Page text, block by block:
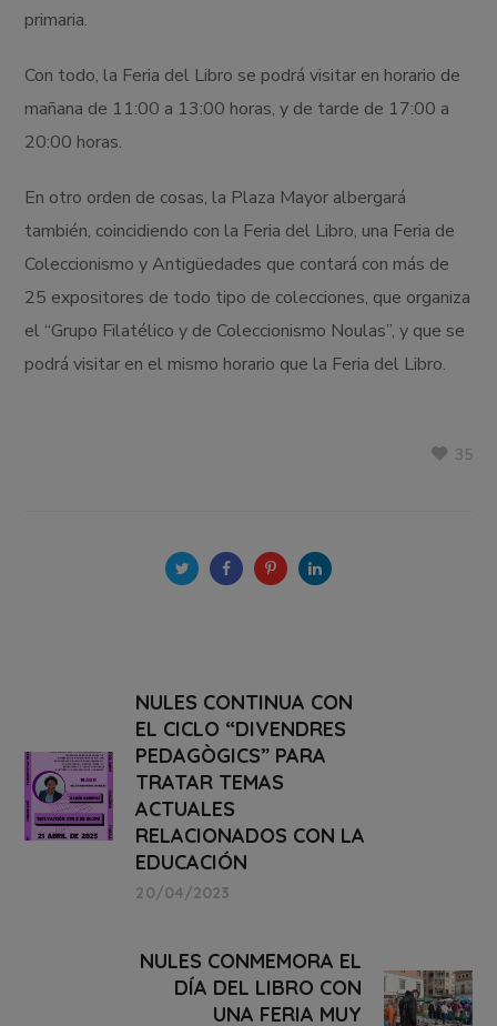
primaria.
Con todo, la Feria del Libro se podrá visitar en horario de
mañana de 11:00 a 13:00 horas, y de tarde de 17:00 a
20:00 horas.
En otro orden de cosas, la Plaza Mayor albergará
también, coincidiendo con la Feria del Libro, una Feria de
Coleccionismo y Antigüedades que contará con más de
25 expositores de todo tipo de colecciones, que organiza
el “Grupo Filatélico y de Coleccionismo Noulas”, y que se
podrá visitar en el mismo horario que la Feria del Libro.
35
NULES CONTINUA CON
EL CICLO “DIVENDRES
PEDAGÒGICS” PARA
TRATAR TEMAS
ACTUALES
RELACIONADOS CON LA
EDUCACIÓN
20/04/2023
NULES CONMEMORA EL
DÍA DEL LIBRO CON
UNA FERIA MUY